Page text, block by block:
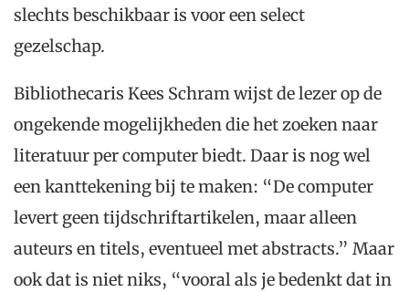
slechts beschikbaar is voor een select
gezelschap.
Bibliothecaris Kees Schram wijst de lezer op de
ongekende mogelijkheden die het zoeken naar
literatuur per computer biedt. Daar is nog wel
een kanttekening bij te maken: “De computer
levert geen tijdschriftartikelen, maar alleen
auteurs en titels, eventueel met abstracts.” Maar
ook dat is niet niks, “vooral als je bedenkt dat in